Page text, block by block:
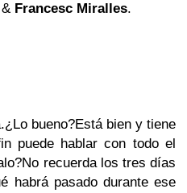
Francesc Miralles.
bueno?Está bien y tiene
puede hablar con todo el
recuerda los tres días
habrá pasado durante ese